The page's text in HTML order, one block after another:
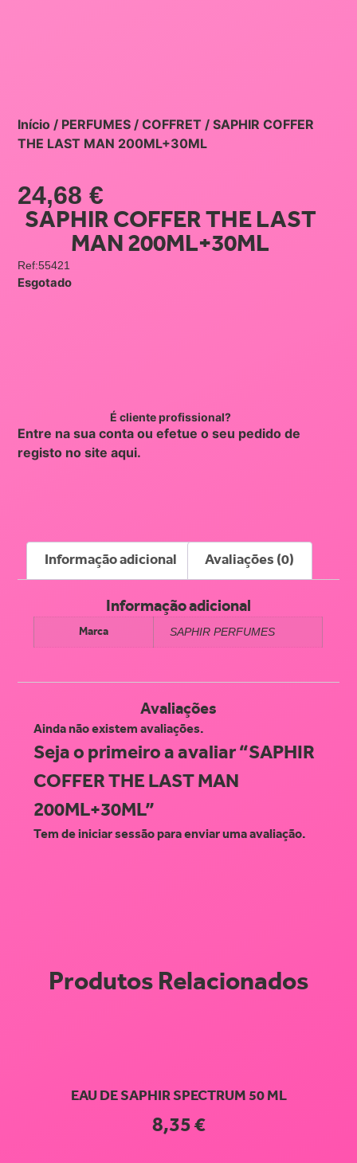
Início / PERFUMES /COFFRET / SAPHIR COFFER
THE LAST MAN 200ML+30ML
24,68€
SAPHIR COFFER THE LAST
MAN 200ML+30ML
Ref:55421
Esgotado
É cliente profissional?
Entre na sua conta ou efetue o seu pedido de
registo no siteaqui.
Informação adicional Avaliações (0)
Informação adicional
Marca SAPHIR PERFUMES
Avaliações
Ainda não existem avaliações.
Seja o primeiro a avaliar “SAPHIR
COFFER THE LAST MAN
200ML+30ML”
Tem deiniciar sessãopara enviar uma avaliação.
Produtos Relacionados
EAU DE SAPHIR SPECTRUM 50 ML
8,35€